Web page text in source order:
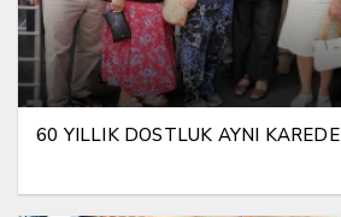
60 YILLIK DOSTLUK AYNI KAREDE